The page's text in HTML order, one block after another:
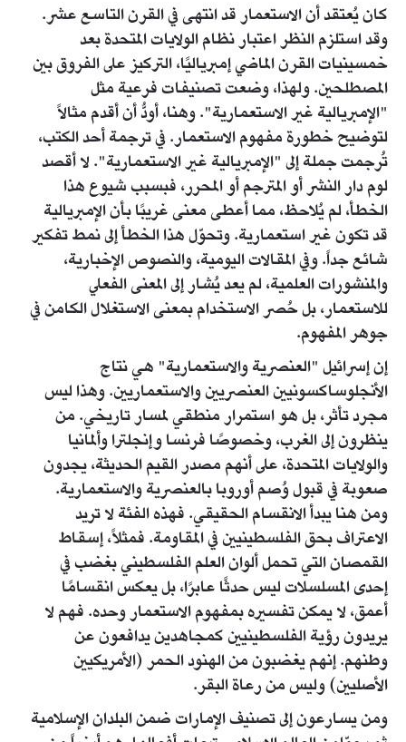
كان يُعتقد أن الاستعمار قد انتهى في القرن التاسع عشر.
وقد استلزم النظر اعتبار نظام الولايات المتحدة بعد
خمسينيات القرن الماضي إمبرياليًا، التركيز على الفروق بين
المصطلحين. ولهذا، وضعت تصنيفات فرعية مثل
"الإمبريالية غير الاستعمارية". وهنا، أودُّ أن أقدم مثالاً
لتوضيح خطورة مفهوم الاستعمار. في ترجمة أحد الكتب،
تُرجمت جملة إلى "الإمبريالية غير الاستعمارية". لا أقصد
لوم دار النشر أو المترجم أو المحرر، فبسبب شيوع هذا
الخطأ، لم يُلاحظ، مما أعطى معنى غريبًا بأن الإمبريالية
قد تكون غير استعمارية. وتحوّل هذا الخطأ إلى نمط تفكير
شائع جداً. وفي المقالات اليومية، والنصوص الإخبارية،
والمنشورات العلمية، لم يعد يُشار إلى المعنى الفعلي
للاستعمار، بل حُصر الاستخدام بمعنى الاستغلال الكامن في
جوهر المفهوم.
إن إسرائيل "العنصرية والاستعمارية" هي نتاج
الأنجلوساكسونيين العنصريين والاستعماريين. وهذا ليس
مجرد تأثر، بل هو استمرار منطقي لمسار تاريخي. من
ينظرون إلى الغرب، وخصوصًا فرنسا وإنجلترا وألمانيا
والولايات المتحدة، على أنهم مصدر القيم الحديثة، يجدون
صعوبة في قبول وُصم أوروبا بالعنصرية والاستعمارية.
ومن هنا يبدأ الانقسام الحقيقي. فهذه الفئة لا تريد
الاعتراف بحق الفلسطينيين في المقاومة. فمثلاً، إسقاط
القمصان التي تحمل ألوان العلم الفلسطيني بغضب في
إحدى المسلسلات ليس حدثًا عابرًا، بل يعكس انقسامًا
أعمق، لا يمكن تفسيره بمفهوم الاستعمار وحده. فهم لا
يريدون رؤية الفلسطينيين كمجاهدين يدافعون عن
وطنهم. إنهم يغضبون من الهنود الحمر (الأمريكيين
الأصليين) وليس من رعاة البقر.
ومن يسارعون إلى تصنيف الإمارات ضمن البلدان الإسلامية